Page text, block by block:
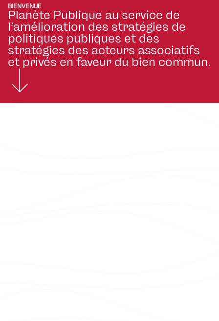
BIENVENUE
Planète Publique au service de
l’amélioration des stratégies de
politiques publiques et des
stratégies des acteurs associatifs
et privés en faveur du bien commun.